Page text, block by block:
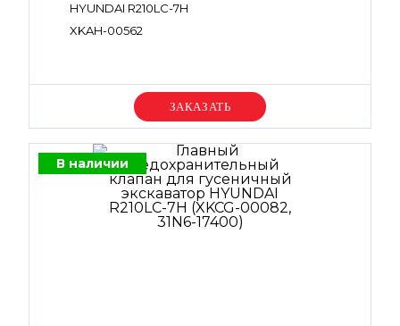
HYUNDAI R210LC-7H
XKAH-00562
Уточняйте цену
В наличии